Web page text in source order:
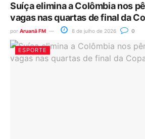
Suíça elimina a Colômbia nos
vagas nas quartas de final da
por Aruanã FM 8 de julho de 2026 0
ESPORTE